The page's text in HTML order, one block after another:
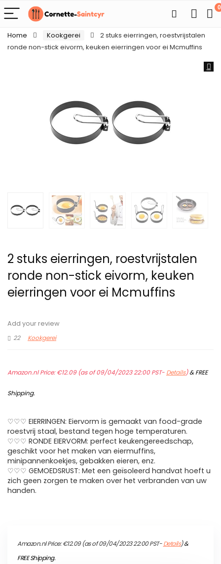
0
Home Kookgerei
2 stuks eierringen, roestvrijstalen
ronde non-stick eivorm, keuken eierringen voor ei Mcmuffins
2 stuks eierringen, roestvrijstalen
ronde non-stick eivorm, keuken
eierringen voor ei Mcmuffins
Add your review
22
Kookgerei
Amazon.nl Price:€12.09(as of 09/04/2023 22:00 PST- Details)&FREE
Shipping.
♡♡♡ EIERRINGEN: Eiervorm is gemaakt van food-grade
roestvrij staal, bestand tegen hoge temperaturen.
♡♡♡ RONDE EIERVORM: perfect keukengereedschap,
geschikt voor het maken van eiermuffins,
minipannenkoekjes, gebakken eieren, enz.
♡♡♡ GEMOEDSRUST: Met een geïsoleerd handvat hoeft u
zich geen zorgen te maken over het verbranden van uw
handen.
Amazon.nl Price:€12.09(as of 09/04/2023 22:00 PST-Details)&
FREE Shipping.